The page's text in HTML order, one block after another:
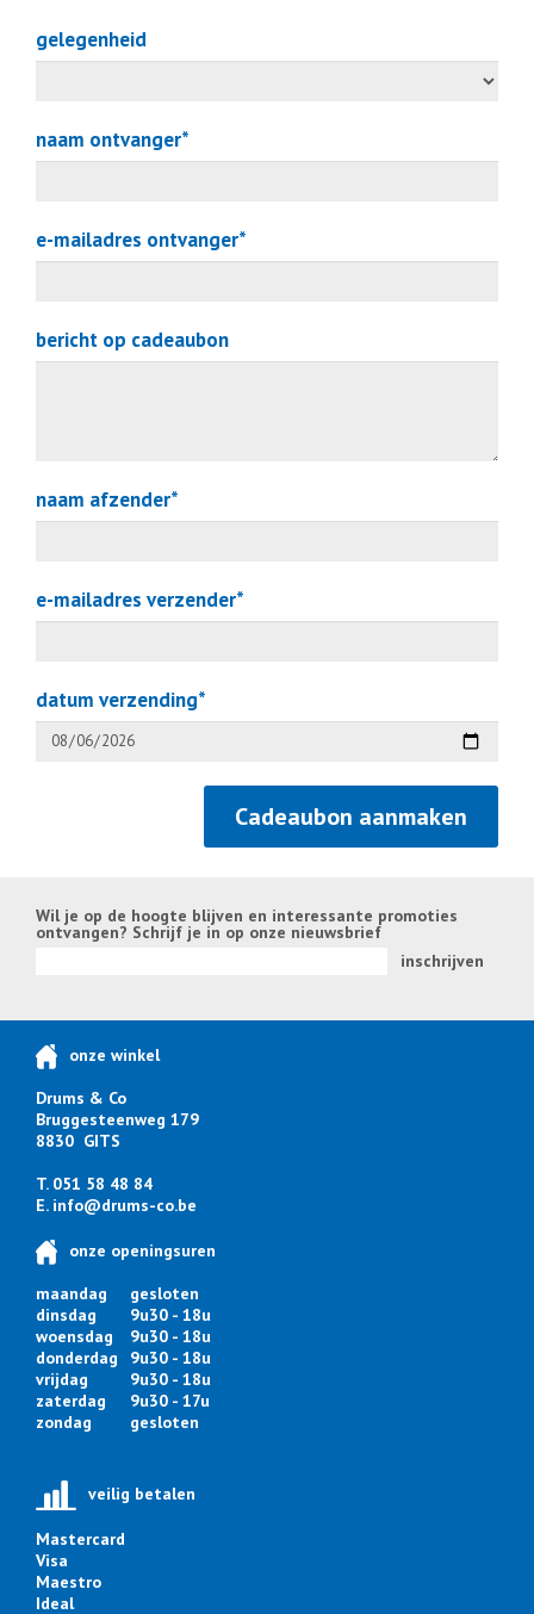
gelegenheid
naam ontvanger*
e-mailadres ontvanger*
bericht op cadeaubon
naam afzender*
e-mailadres verzender*
datum verzending*
Cadeaubon aanmaken
Wil je op de hoogte blijven en interessante promoties
ontvangen? Schrijf je in op onze nieuwsbrief
inschrijven
onze winkel
Drums & Co
Bruggesteenweg 179
8830 GITS
T. 051 58 48 84
E. info@drums-co.be
onze openingsuren
maandag
gesloten
dinsdag
9u30 - 18u
woensdag
9u30 - 18u
donderdag
9u30 - 18u
vrijdag
9u30 - 18u
zaterdag
9u30 - 17u
zondag
gesloten
veilig betalen
Mastercard
Visa
Maestro
Ideal